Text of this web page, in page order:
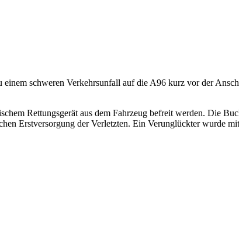
schweren Verkehrsunfall auf die A96 kurz vor der
Rettungsgerät aus dem Fahrzeug befreit werden. Die
Erstversorgung der Verletzten. Ein Verunglückter wurde